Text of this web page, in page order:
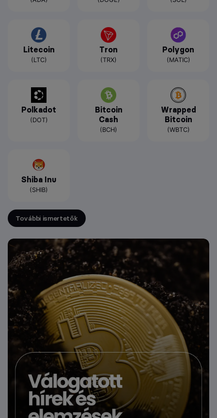
Litecoin
(LTC)
Tron
(TRX)
Polygon
(MATIC)
Polkadot
(DOT)
Bitcoin
Cash
(BCH)
Wrapped
Bitcoin
(WBTC)
Shiba Inu
(SHIB)
További ismertetők